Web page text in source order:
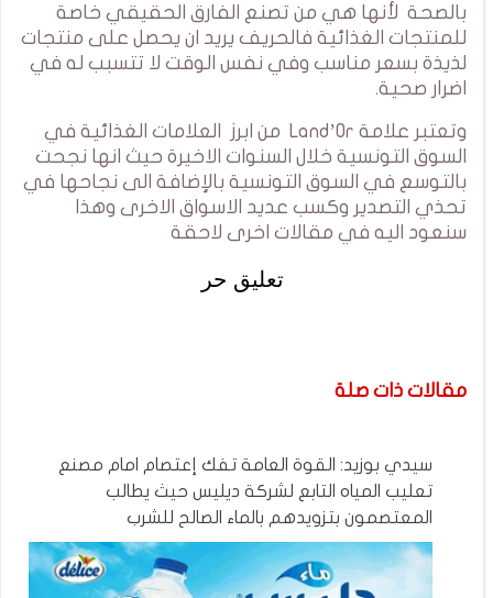
بالصحة لأنها هي من تصنع الفارق الحقيقي خاصة
للمنتجات الغذائية فالحريف يريد ان يحصل على منتجات
لذيذة بسعر مناسب وفي نفس الوقت لا تتسبب له في
اضرار صحية.
وتعتبر علامة Land’Or من ابرز العلامات الغذائية في
السوق التونسية خلال السنوات الاخيرة حيث انها نجحت
بالتوسع في السوق التونسية بالإضافة الى نجاحها في
تحذي التصدير وكسب عديد الاسواق الاخرى وهذا
سنعود اليه في مقالات اخرى لاحقة
تعليق حر
مقالات ذات صلة
سيدي بوزيد: القوة العامة تفك إعتصام امام مصنع
تعليب المياه التابع لشركة ديليس حيث يطالب
المعتصمون بتزويدهم بالماء الصالح للشرب